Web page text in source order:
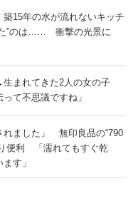
築15年の水が流れないキッチ
”のは…… 衝撃の光景に
まれてきた2人の女の子
て不思議ですね」
れました」 無印良品の“790
便利 「濡れてもすぐ乾
す」